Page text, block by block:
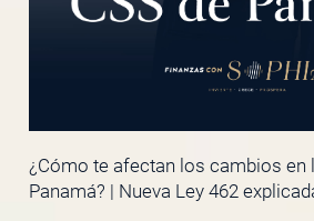
¿Cómo te afectan los cambios en
Panamá? | Nueva Ley 462